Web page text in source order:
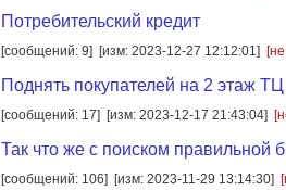
Потребительский кредит
[сообщений: 9] [изм: 2023-12-27 12:12:01]
Поднять покупателей на 2 этаж ТЦ
[сообщений: 17] [изм: 2023-12-17 21:43:04]
Так что же с поиском правильной
[сообщений: 106] [изм: 2023-11-29 13:14:30]